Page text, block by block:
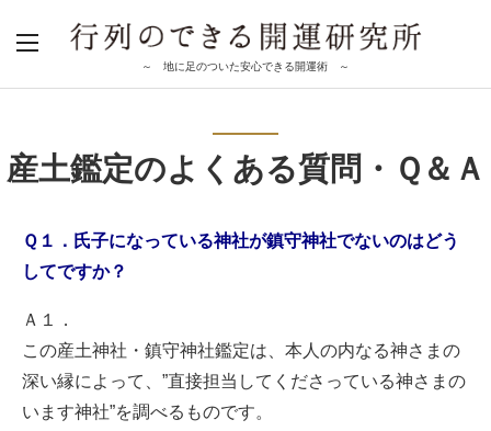
～ 地に足のついた安心できる開運術 ～
産土鑑定のよくある質問・Ｑ＆Ａ
Ｑ１．氏子になっている神社が鎮守神社でないのはどう
してですか？
Ａ１．
この産土神社・鎮守神社鑑定は、本人の内なる神さまの
深い縁によって、”直接担当してくださっている神さまの
います神社”を調べるものです。